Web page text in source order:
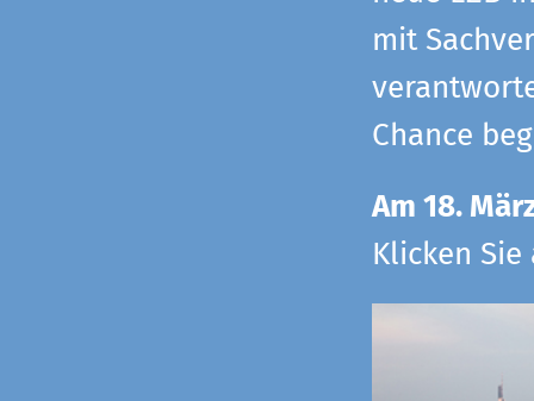
mit
Chance
Am 18.
Klicken